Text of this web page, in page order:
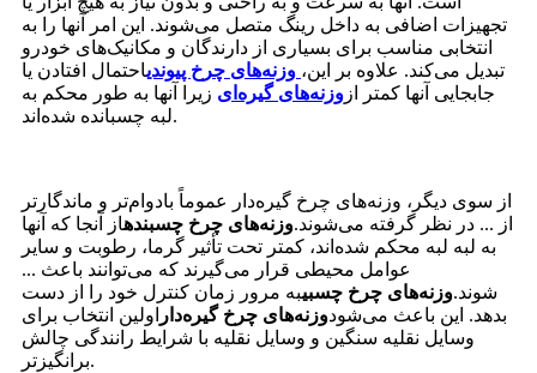
تجهیزات اضافی به داخل رینگ متصل می‌شوند. این امر آنها را به
انتخابی مناسب برای بسیاری از دارندگان و مکانیک‌های خودرو
تبدیل می‌کند. علاوه بر این، وزنه‌های چرخ پیوندیاحتمال افتادن یا
جابجایی آنها کمتر از وزنه‌های گیره‌ای زیرا آنها به طور محکم به
لبه چسبانده شده‌اند.
از سوی دیگر، وزنه‌های چرخ گیره‌دار عموماً بادوام‌تر و ماندگارتر
از ... در نظر گرفته می‌شوند.وزنه‌های چرخ چسبندهاز آنجا که آنها
به لبه لبه محکم شده‌اند، کمتر تحت تأثیر گرما، رطوبت و سایر
عوامل محیطی قرار می‌گیرند که می‌توانند باعث ...
شوند.وزنه‌های چرخ چسبیبه مرور زمان کنترل خود را از دست
بدهد. این باعث می‌شودوزنه‌های چرخ گیره‌دار اولین انتخاب برای
وسایل نقلیه سنگین و وسایل نقلیه با شرایط رانندگی چالش
برانگیزتر.